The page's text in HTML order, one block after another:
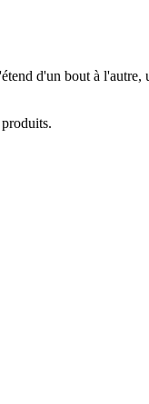
d'un bout à l'autre,